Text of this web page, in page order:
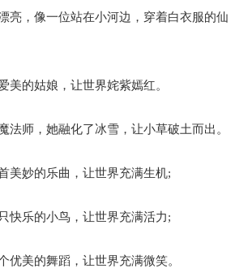
亮，像一位站在小河边，穿着白衣服的仙
美的姑娘，让世界姹紫嫣红。
法师，她融化了冰雪，让小草破土而出。
美妙的乐曲，让世界充满生机;
快乐的小鸟，让世界充满活力;
优美的舞蹈，让世界充满微笑。